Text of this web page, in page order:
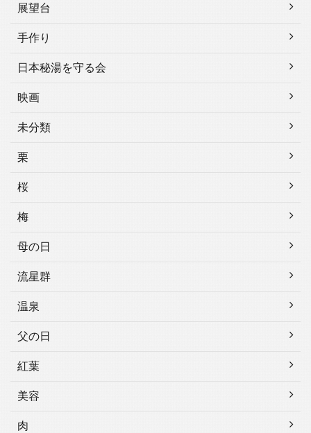
展望台
手作り
日本秘湯を守る会
映画
未分類
栗
桜
梅
母の日
流星群
温泉
父の日
紅葉
美容
肉